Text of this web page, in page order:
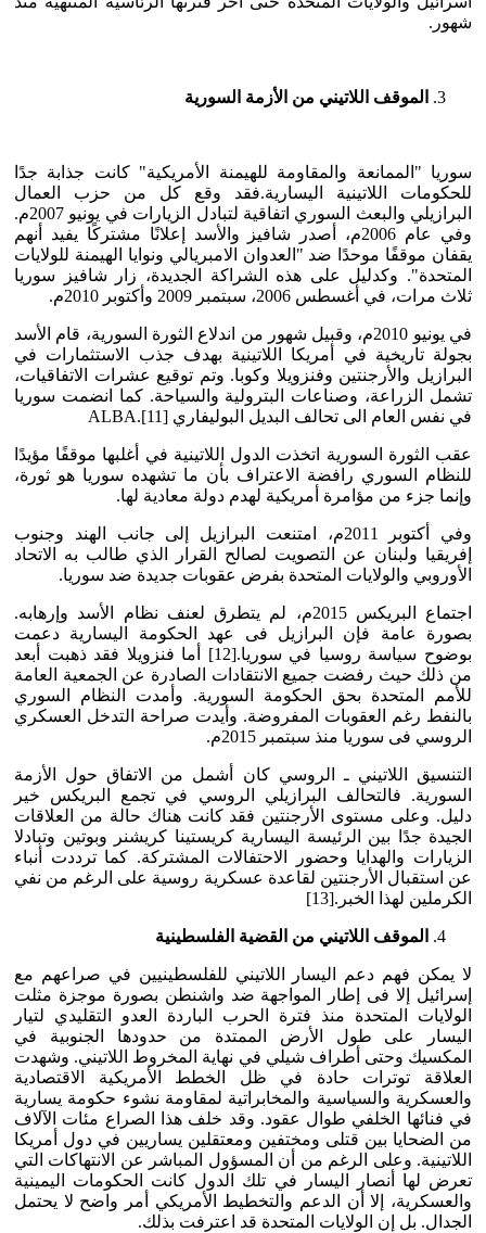
شهور.
الموقف اللاتيني من الأزمة السورية
سوريا "الممانعة والمقاومة للهيمنة الأمريكية" كانت جذابة جدًا
للحكومات اللاتينية اليسارية.فقد وقع كل من حزب العمال
البرازيلي والبعث السوري اتفاقية لتبادل الزيارات في يونيو 2007م.
وفي عام 2006م، أصدر شافيز والأسد إعلانًا مشتركًا يفيد أنهم
يقفان موقفًا موحدًا ضد "العدوان الامبريالي ونوايا الهيمنة للولايات
المتحدة". وكدليل على هذه الشراكة الجديدة، زار شافيز سوريا
ثلاث مرات، في أغسطس 2006، سبتمبر 2009 وأكتوبر 2010م.
في يونيو 2010م، وقبيل شهور من اندلاع الثورة السورية، قام الأسد
بجولة تاريخية في أمريكا اللاتينية بهدف جذب الاستثمارات في
البرازيل والأرجنتين وفنزويلا وكوبا. وتم توقيع عشرات الاتفاقيات،
تشمل الزراعة، وصناعات البترولية والسياحة. كما انضمت سوريا
في نفس العام الى تحالف البديل البوليفاري ALBA.[11]
عقب الثورة السورية اتخذت الدول اللاتينية في أغلبها موقفًا مؤيدًا
للنظام السوري رافضة الاعتراف بأن ما تشهده سوريا هو ثورة،
وإنما جزء من مؤامرة أمريكية لهدم دولة معادية لها.
وفي أكتوبر 2011م، امتنعت البرازيل إلى جانب الهند وجنوب
إفريقيا ولبنان عن التصويت لصالح القرار الذي طالب به الاتحاد
الأوروبي والولايات المتحدة بفرض عقوبات جديدة ضد سوريا.
اجتماع البريكس 2015م، لم يتطرق لعنف نظام الأسد وإرهابه.
بصورة عامة فإن البرازيل فى عهد الحكومة اليسارية دعمت
بوضوح سياسة روسيا في سوريا.[12] أما فنزويلا فقد ذهبت أبعد
من ذلك حيث رفضت جميع الانتقادات الصادرة عن الجمعية العامة
للأمم المتحدة بحق الحكومة السورية. وأمدت النظام السوري
بالنفط رغم العقوبات المفروضة. وأيدت صراحة التدخل العسكري
الروسي فى سوريا منذ سبتمبر 2015م.
التنسيق اللاتيني ـ الروسي كان أشمل من الاتفاق حول الأزمة
السورية. فالتحالف البرازيلي الروسي في تجمع البريكس خير
دليل. وعلى مستوى الأرجنتين فقد كانت هناك حالة من العلاقات
الجيدة جدًا بين الرئيسة اليسارية كريستينا كريشنر وبوتين وتبادلا
الزيارات والهدايا وحضور الاحتفالات المشتركة. كما ترددت أنباء
عن استقبال الأرجنتين لقاعدة عسكرية روسية على الرغم من نفي
الكرملين لهذا الخبر.[13]
الموقف اللاتيني من القضية الفلسطينية
لا يمكن فهم دعم اليسار اللاتيني للفلسطينيين في صراعهم مع
إسرائيل إلا فى إطار المواجهة ضد واشنطن بصورة موجزة مثلت
الولايات المتحدة منذ فترة الحرب الباردة العدو التقليدي لتيار
اليسار على طول الأرض الممتدة من حدودها الجنوبية في
المكسيك وحتى أطراف شيلي في نهاية المخروط اللاتيني. وشهدت
العلاقة توترات حادة في ظل الخطط الأمريكية الاقتصادية
والعسكرية والسياسية والمخابراتية لمقاومة نشوء حكومة يسارية
في فنائها الخلفي طوال عقود. وقد خلف هذا الصراع مئات الآلاف
من الضحايا بين قتلى ومختفين ومعتقلين يساريين في دول أمريكا
اللاتينية. وعلى الرغم من أن المسؤول المباشر عن الانتهاكات التي
تعرض لها أنصار اليسار في تلك الدول كانت الحكومات اليمينية
والعسكرية، إلا أن الدعم والتخطيط الأمريكي أمر واضح لا يحتمل
الجدال. بل إن الولايات المتحدة قد اعترفت بذلك.